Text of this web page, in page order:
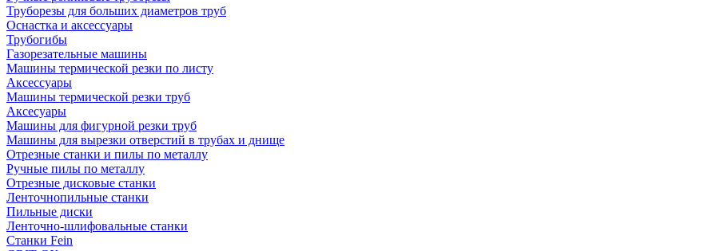
Труборезы для больших диаметров труб
Оснастка и аксессуары
Трубогибы
Газорезательные машины
Машины термической резки по листу
Аксессуары
Машины термической резки труб
Аксесуары
Машины для фигурной резки труб
Машины для вырезки отверстий в трубах и днище
Отрезные станки и пилы по металлу
Ручные пилы по металлу
Отрезные дисковые станки
Ленточнопильные станки
Пильные диски
Ленточно-шлифовальные станки
Станки Fein